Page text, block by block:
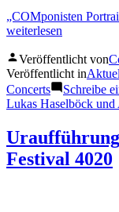
„COMponisten
weiterlesen
Veröffentlicht von
Veröffentlicht in
Concerts
Schreibe
Lukas Haselböck
Festival 4020